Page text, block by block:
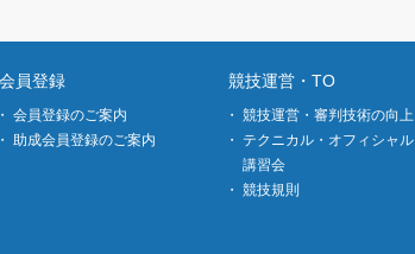
会員登録
会員登録のご案内
助成会員登録のご案内
競技運営・TO
競技運営・審判技術の向上
テクニカル・オフィシャル
講習会
競技規則